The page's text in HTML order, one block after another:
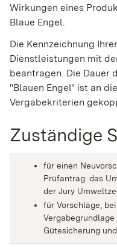
Wirkungen eines
Blaue Engel.
Die Kennzeichnung
Dienstleistungen mit
beantragen. Die Dauer
"Blauen Engel" ist an
Vergabekriterien
Zuständige
für einen
Prüfantrag: das
der Jury
für Vorschläge,
Gütesicherung